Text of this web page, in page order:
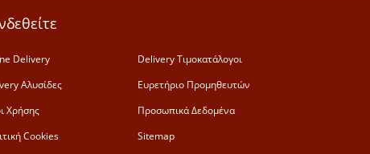
Delivery
Delivery Τιμοκατάλογοι
Αλυσίδες
Ευρετήριο Προμηθευτών
Χρήσης
Προσωπικά Δεδομένα
Cookies
Sitemap